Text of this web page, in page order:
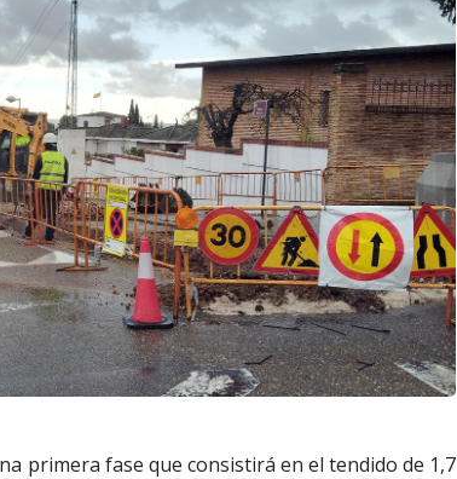
primera fase que consistirá en el tendido de 1,7